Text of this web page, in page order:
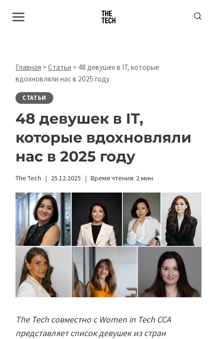
Главная >Статьи > 48 девушек в IT, которые
вдохновляли нас в 2025 году
СТАТЬИ
48 девушек в IT,
которые вдохновляли
нас в 2025 году
The Tech 25.12.2025 Время чтения: 2мин
The Tech совместно с Women in Tech CCA
представляет список девушек из стран